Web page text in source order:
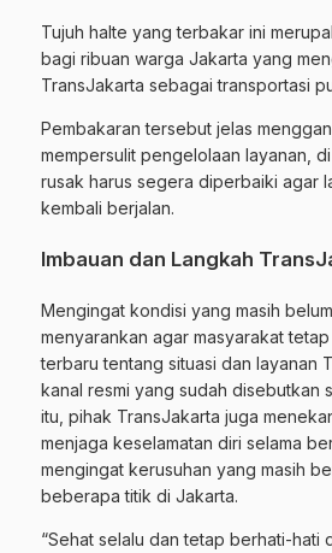
Tujuh halte yang terbakar ini
bagi ribuan warga Jakarta yang
TransJakarta sebagai transportasi
Pembakaran tersebut jelas
mempersulit pengelolaan layanan,
rusak harus segera diperbaiki agar
kembali berjalan.
Imbauan dan Langkah
Mengingat kondisi yang masih
menyarankan agar masyarakat
terbaru tentang situasi dan layanan
kanal resmi yang sudah disebutkan
itu, pihak TransJakarta juga
menjaga keselamatan diri selama
mengingat kerusuhan yang masih
beberapa titik di Jakarta.
“Sehat selalu dan tetap berhati-hati